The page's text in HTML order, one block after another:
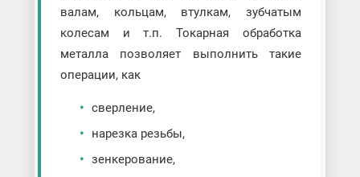
валам, кольцам, втулкам, зубчатым
колесам и т.п. Токарная обработка
металла позволяет выполнить такие
операции, как
сверление,
нарезка резьбы,
зенкерование,